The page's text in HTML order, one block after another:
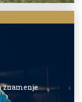
znamenje